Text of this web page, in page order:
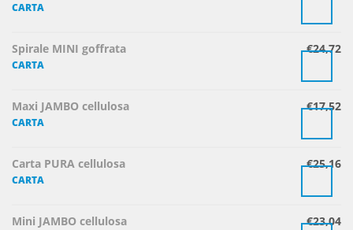
CARTA
€24,72
Spirale MINI goffrata
CARTA
€17,52
Maxi JAMBO cellulosa
CARTA
€25,16
Carta PURA cellulosa
CARTA
€23,04
Mini JAMBO cellulosa